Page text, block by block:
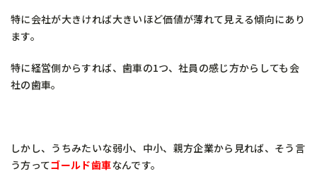
特に会社が大きければ大きいほど価値が薄れて見える傾向にあり
ます。
特に経営側からすれば、歯車の1つ、社員の感じ方からしても会
社の歯車。
しかし、うちみたいな弱小、中小、親方企業から見れば、そう言
う方ってゴールド歯車なんです。